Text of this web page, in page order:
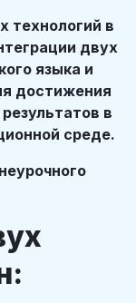
технологий в
двух
языка и
достижения
в
среде.